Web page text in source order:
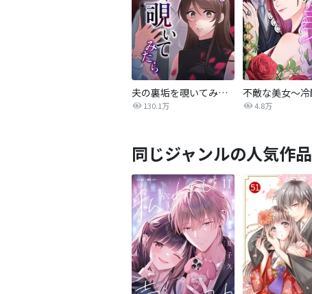
夫の裏垢を覗いてみたら
130.1万 4.8万
同じジャンルの人気作品